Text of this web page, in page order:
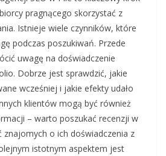
pragnącego skorzystać z
Istnieje wiele czynników, które
podczas poszukiwań. Przede
uwagę na doświadczenie
Dobrze jest sprawdzić, jakie
wcześniej i jakie efekty udało
klientów mogą być również
– warto poszukać recenzji w
znajomych o ich doświadczenia z
istotnym aspektem jest